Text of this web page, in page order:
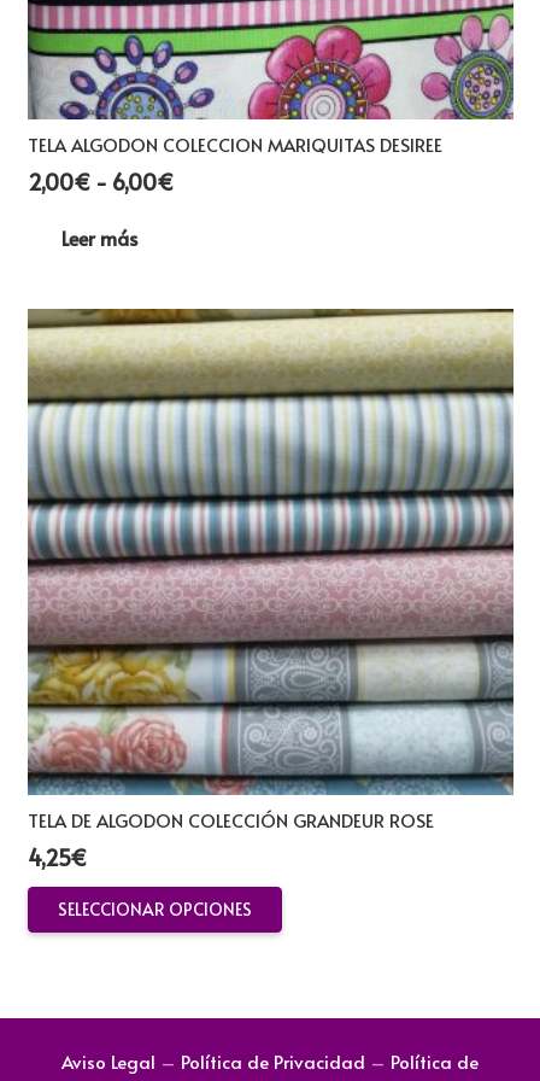
producto
TELA ALGODON COLECCION MARIQUITAS DESIREE
2,00€ - 6,00€Rango
2,00€
hasta
6,00€
Leer más
TELA DE ALGODON COLECCIÓN GRANDEUR ROSE
4,25€
SELECCIONAR OPCIONES
variantes.
Las
Aviso Legal – Política de Privacidad – Política de